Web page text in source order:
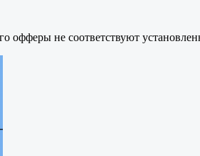
офферы не соответствуют